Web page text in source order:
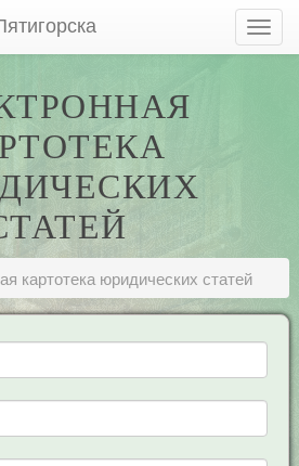
картотека юридических статей